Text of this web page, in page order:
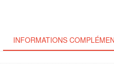
INFORMATIONS